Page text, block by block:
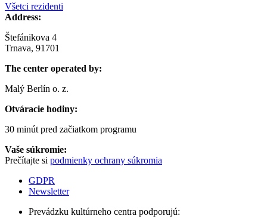
Všetci rezidenti
Address:
Štefánikova 4
Trnava, 91701
The center operated by:
Malý Berlín o. z.
Otváracie hodiny:
30 minút pred začiatkom programu
Vaše súkromie:
Prečítajte si podmienky ochrany súkromia
GDPR
Newsletter
Prevádzku kultúrneho centra podporujú: